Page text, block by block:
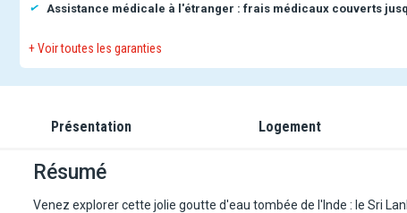
Assistance médicale à l'étranger : frais médicaux couverts
+ Voir toutes les garanties
Présentation Logement
Résumé
Venez explorer cette jolie goutte d'eau tombée de l'Inde : le Sri